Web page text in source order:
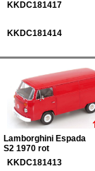
KKDC181417
KKDC181414
Lamborghini Espada
S2 1970 rot
KKDC181413